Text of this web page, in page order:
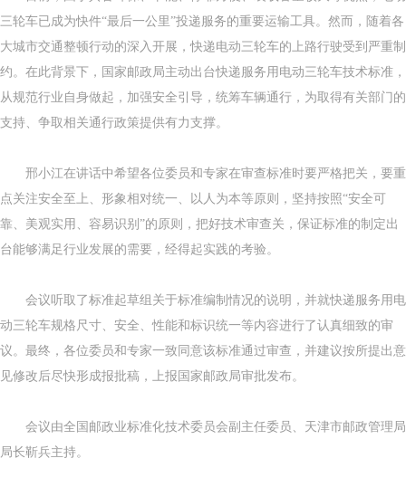
三轮车已成为快件“最后一公里”投递服务的重要运输工具。然而，随着各
大城市交通整顿行动的深入开展，快递电动三轮车的上路行驶受到严重制
约。在此背景下，国家邮政局主动出台快递服务用电动三轮车技术标准，
从规范行业自身做起，加强安全引导，统筹车辆通行，为取得有关部门的
支持、争取相关通行政策提供有力支撑。
邢小江在讲话中希望各位委员和专家在审查标准时要严格把关，要重
点关注安全至上、形象相对统一、以人为本等原则，坚持按照“安全可
靠、美观实用、容易识别”的原则，把好技术审查关，保证标准的制定出
台能够满足行业发展的需要，经得起实践的考验。
会议听取了标准起草组关于标准编制情况的说明，并就快递服务用电
动三轮车规格尺寸、安全、性能和标识统一等内容进行了认真细致的审
议。最终，各位委员和专家一致同意该标准通过审查，并建议按所提出意
见修改后尽快形成报批稿，上报国家邮政局审批发布。
会议由全国邮政业标准化技术委员会副主任委员、天津市邮政管理局
局长靳兵主持。